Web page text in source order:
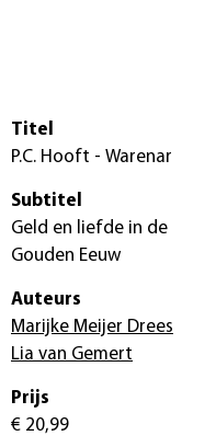
Titel
P.C. Hooft - Warenar
Subtitel
Geld en liefde in de
Gouden Eeuw
Auteurs
Marijke Meijer Drees
Lia van Gemert
Prijs
€ 20,99